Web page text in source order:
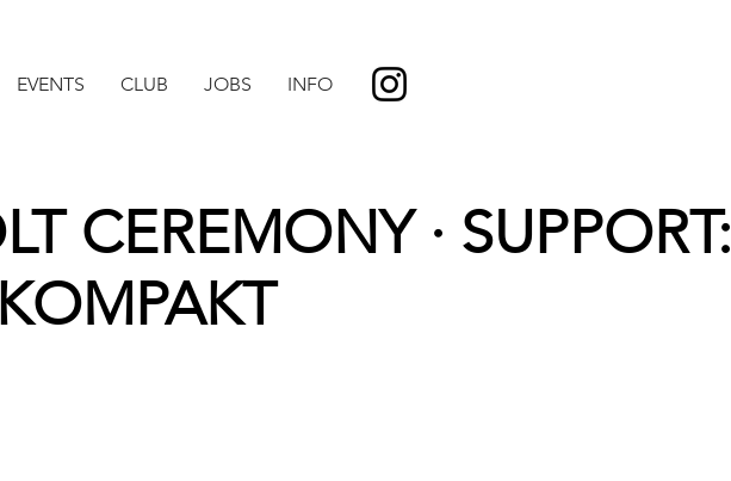
EVENTS CLUB JOBS INFO
CEREMONY · SUPPORT: